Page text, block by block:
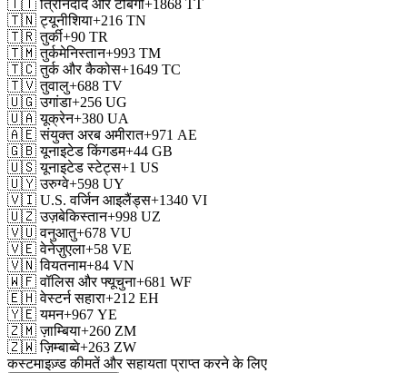
🇹🇹 त्रिनिदाद और टोबैगो+1868 TT
🇹🇳 ट्यूनीशिया+216 TN
🇹🇷 तुर्की+90 TR
🇹🇲 तुर्कमेनिस्तान+993 TM
🇹🇨 तुर्क और कैकोस+1649 TC
🇹🇻 तुवालु+688 TV
🇺🇬 उगांडा+256 UG
🇺🇦 यूक्रेन+380 UA
🇦🇪 संयुक्त अरब अमीरात+971 AE
🇬🇧 यूनाइटेड किंगडम+44 GB
🇺🇸 यूनाइटेड स्टेट्स+1 US
🇺🇾 उरुग्वे+598 UY
🇻🇮 U.S. वर्जिन आइलैंड्स+1340 VI
🇺🇿 उज़बेकिस्तान+998 UZ
🇻🇺 वनुआतु+678 VU
🇻🇪 वेनेज़ुएला+58 VE
🇻🇳 वियतनाम+84 VN
🇼🇫 वॉलिस और फ्यूचुना+681 WF
🇪🇭 वेस्टर्न सहारा+212 EH
🇾🇪 यमन+967 YE
🇿🇲 ज़ाम्बिया+260 ZM
🇿🇼 ज़िम्बाब्वे+263 ZW
कस्टमाइज़्ड कीमतें और सहायता प्राप्त करने के लिए